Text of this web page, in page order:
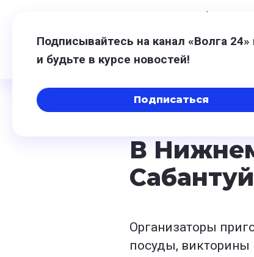
В
Сабантуй
Организаторы
посуды, викторины
Подписывайтесь на канал «Волга
и будьте в курсе новостей!
Подписаться